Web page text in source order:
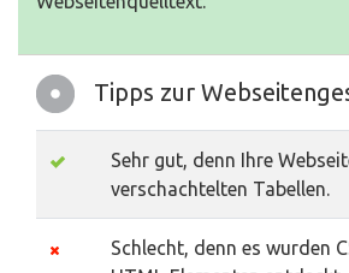
Tipps zur
Sehr gut, denn Ihre
verschachtelten Tabellen.
Schlecht, denn es wurden